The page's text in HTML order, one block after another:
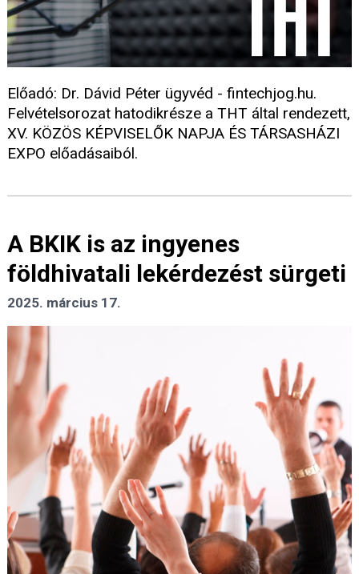
Előadó: Dr. Dávid Péter ügyvéd - fintechjog.hu.
Felvételsorozat hatodikrésze a THT által rendezett,
XV. KÖZÖS KÉPVISELŐK NAPJA ÉS TÁRSASHÁZI
EXPO előadásaiból.
A BKIK is az ingyenes
földhivatali lekérdezést sürgeti
2025. március 17.